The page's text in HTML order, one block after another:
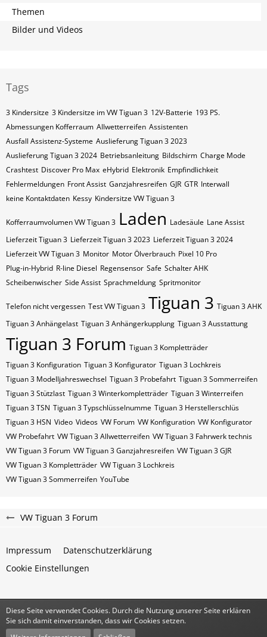
Themen
Bilder und Videos
Tags
3 Kindersitze 3 Kindersitze im VW Tiguan 3 12V-Batterie 193 PS.
Abmessungen Kofferraum Allwetterreifen Assistenten
Ausfall Assistenz-Systeme Auslieferung Tiguan 3 2023
Auslieferung Tiguan 3 2024 Betriebsanleitung Bildschirm Charge Mode
Crashtest Discover Pro Max eHybrid Elektronik Empfindlichkeit
Fehlermeldungen Front Assist Ganzjahresreifen GJR GTR Interwall
keine Kontaktdaten Kessy Kindersitze VW Tiguan 3
Kofferraumvolumen VW Tiguan 3 Laden Ladesäule Lane Assist
Lieferzeit Tiguan 3 Lieferzeit Tiguan 3 2023 Lieferzeit Tiguan 3 2024
Lieferzeit VW Tiguan 3 Monitor Motor Ölverbrauch Pixel 10 Pro
Plug-in-Hybrid R-line Diesel Regensensor Safe Schalter AHK
Scheibenwischer Side Assist Sprachmeldung Spritmonitor
Telefon nicht vergessen Test VW Tiguan 3 Tiguan 3 Tiguan 3 AHK
Tiguan 3 Anhängelast Tiguan 3 Anhängerkupplung Tiguan 3 Ausstattung
Tiguan 3 Forum Tiguan 3 Kompletträder
Tiguan 3 Konfiguration Tiguan 3 Konfigurator Tiguan 3 Lochkreis
Tiguan 3 Modelljahreswechsel Tiguan 3 Probefahrt Tiguan 3 Sommerreifen
Tiguan 3 Stützlast Tiguan 3 Winterkompletträder Tiguan 3 Winterreifen
Tiguan 3​​​​ TSN Tiguan 3​​​​ Typschlüsselnumme Tiguan 3​​​​​ Herstellerschlüs
Tiguan 3​​​​​ HSN Video Videos VW Forum VW Konfiguration VW Konfigurator
VW Probefahrt VW Tiguan 3 Allwetterreifen VW Tiguan 3 Fahrwerk technis
VW Tiguan 3 Forum VW Tiguan 3 Ganzjahresreifen VW Tiguan 3 GJR
VW Tiguan 3 Kompletträder VW Tiguan 3 Lochkreis
VW Tiguan 3 Sommerreifen YouTube
VW Tiguan 3 Forum
Impressum
Datenschutzerklärung
Cookie Einstellungen
Community-Software:WoltLab Suite™
Diese Seite verwendet Cookies. Durch die Nutzung unserer Seite erklären
Sie sich damit einverstanden, dass wir Cookies setzen.